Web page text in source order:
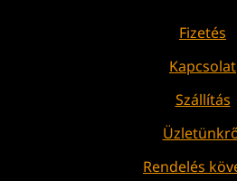
Fizetés
Kapcsolat
Szállítás
Rendelés